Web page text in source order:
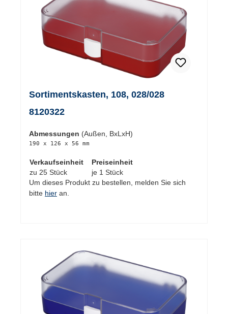
Sortimentskasten, 108, 028/028
8120322
Abmessungen (Außen, BxLxH)
190 x 126 x 56 mm
Verkaufseinheit
Preiseinheit
zu 25 Stück
je 1 Stück
Um dieses Produkt zu bestellen, melden Sie sich
bitte hier an.